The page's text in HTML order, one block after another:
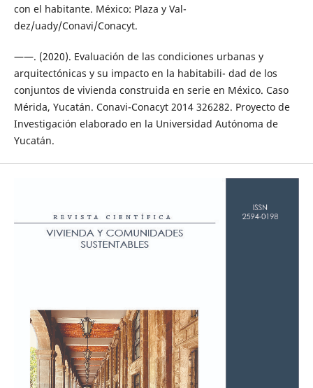
con el habitante. México: Plaza y Val-
dez/uady/Conavi/Conacyt.
——. (2020). Evaluación de las condiciones urbanas y
arquitectónicas y su impacto en la habitabili- dad de los
conjuntos de vivienda construida en serie en México. Caso
Mérida, Yucatán. Conavi-Conacyt 2014 326282. Proyecto de
Investigación elaborado en la Universidad Autónoma de
Yucatán.